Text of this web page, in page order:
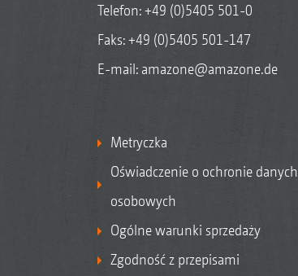
Telefon:+49 (0)5405 501-0
Faks: +49 (0)5405 501-147
E-mail: amazone@amazone.de
Metryczka
Oświadczenie o ochronie danych
osobowych
Ogólne warunki sprzedaży
Zgodność z przepisami